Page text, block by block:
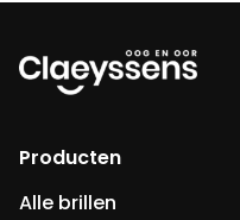
Producten
Alle brillen